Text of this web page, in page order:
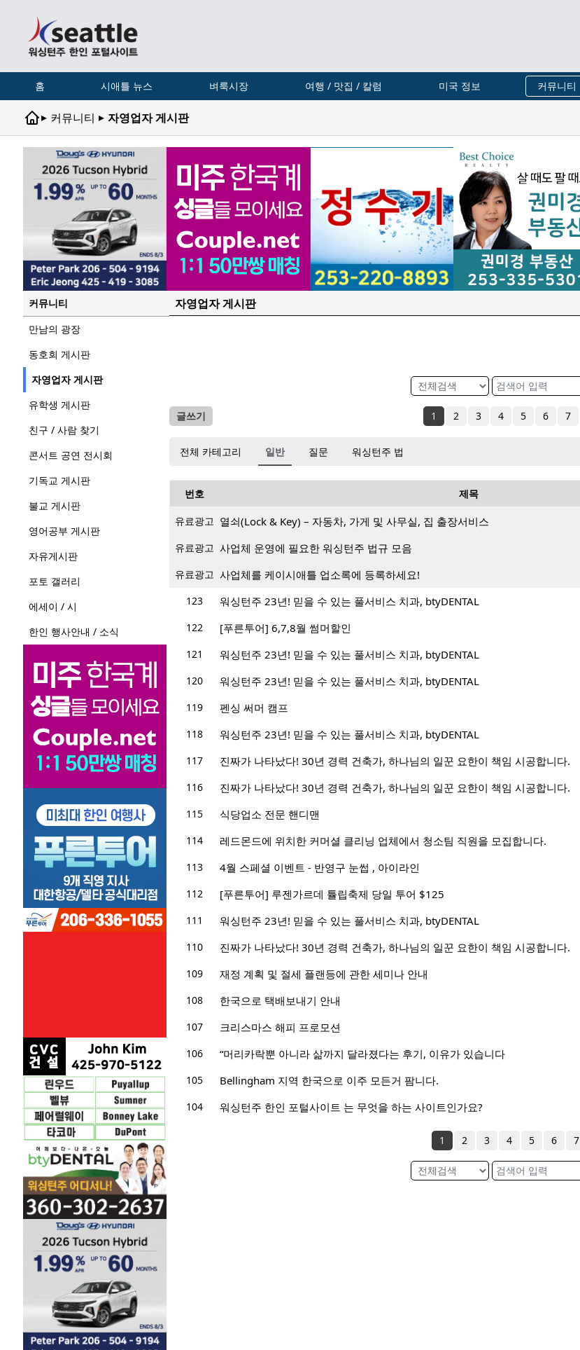
홈 시애틀 뉴스 벼룩시장 여행 / 맛집 / 칼럼 미국 정보 커뮤니티
▸ 커뮤니티 ▸ 자영업자 게시판
커뮤니티
만남의 광장
동호회 게시판
자영업자 게시판
유학생 게시판
친구 / 사람 찾기
콘서트 공연 전시회
기독교 게시판
불교 게시판
영어공부 게시판
자유게시판
포토 갤러리
에세이 / 시
한인 행사안내 / 소식
자영업자 게시판
글쓰기 1 2 3 4 5 6 7
전체 카테고리 일반 질문 워싱턴주 법
번호 제목
유료광고 열쇠(Lock & Key) – 자동차, 가게 및 사무실, 집 출장서비스
유료광고 사업체 운영에 필요한 워싱턴주 법규 모음
유료광고 사업체를 케이시애틀 업소록에 등록하세요!
123
워싱턴주 23년! 믿을 수 있는 풀서비스 치과, btyDENTAL
122
[푸른투어] 6,7,8월 썸머할인
121
워싱턴주 23년! 믿을 수 있는 풀서비스 치과, btyDENTAL
120
워싱턴주 23년! 믿을 수 있는 풀서비스 치과, btyDENTAL
119
펜싱 써머 캠프
118
워싱턴주 23년! 믿을 수 있는 풀서비스 치과, btyDENTAL
117
진짜가 나타났다! 30년 경력 건축가, 하나님의 일꾼 요한이 책임 시공합니다.
116
진짜가 나타났다! 30년 경력 건축가, 하나님의 일꾼 요한이 책임 시공합니다.
115
식당업소 전문 핸디맨
114
레드몬드에 위치한 커머셜 클리닝 업체에서 청소팀 직원을 모집합니다.
113
4월 스페셜 이벤트 - 반영구 눈썹 , 아이라인
112
[푸른투어] 루젠가르데 튤립축제 당일 투어 $125
111
워싱턴주 23년! 믿을 수 있는 풀서비스 치과, btyDENTAL
110
진짜가 나타났다! 30년 경력 건축가, 하나님의 일꾼 요한이 책임 시공합니다.
109
재정 계획 및 절세 플랜등에 관한 세미나 안내
108
한국으로 택배보내기 안내
107
크리스마스 해피 프로모션
106
“머리카락뿐 아니라 삶까지 달라졌다는 후기, 이유가 있습니다
105
Bellingham 지역 한국으로 이주 모든거 팜니다.
104
워싱턴주 한인 포털사이트 는 무엇을 하는 사이트인가요?
1 2 3 4 5 6 7